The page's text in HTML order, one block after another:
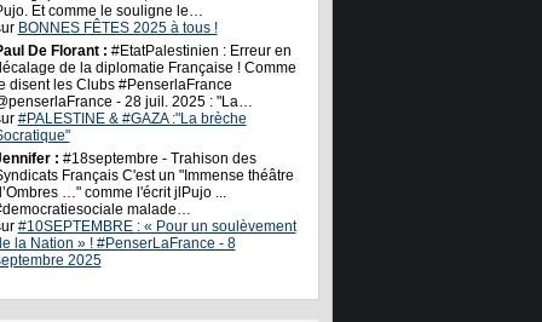
Et comme le souligne le…
BONNES FÊTES 2025 à tous !
De Florant : #EtatPalestinien : Erreur en
de la diplomatie Française ! Comme
disent les Clubs #PenserlaFrance
- 28 juil. 2025 : "La…
#PALESTINE & #GAZA :"La brèche
: #18septembre - Trahison des
Français C'est un "Immense théâtre
…" comme l'écrit jlPujo ...
malade…
#10SEPTEMBRE : « Pour un soulèvement
la Nation » ! #PenserLaFrance - 8
2025